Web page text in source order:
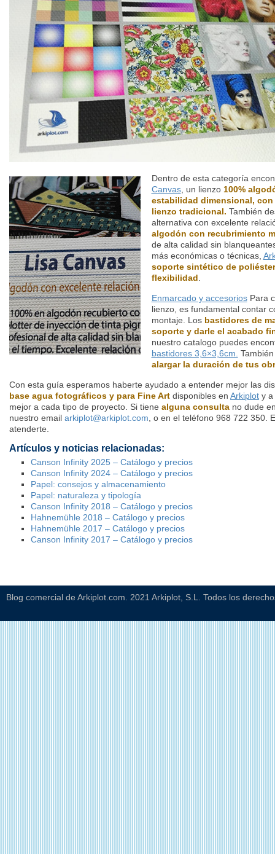
Dentro de esta categoría
Canvas, un lienzo 100%
estabilidad dimensional,
lienzo tradicional. También
alternativa con excelente
algodón con recubrimiento
de alta calidad sin
más económicas o técnicas,
soporte sintético de poliéster
flexibilidad
Enmarcado y accesoriosPara
lienzo, es fundamental contar
montaje. Los bastidores de
soporte y darle el acabado
nuestro catalogo puedes
bastidores 3,6×3,6cm.
alargar la duración de tus
Con esta guía esperamos haberte ayudado a entender mejor las
base agua fotográficos y para Fine Art disponibles en Arkiplot y a
mejor a cada tipo de proyecto. Si tiene alguna consulta no dude
nuestro email arkiplot@arkiplot.com , o en el teléfono 968 722 350.
atenderte.
Artículos y noticias relacionadas:
Canson Infinity 2025 – Catálogo y precios
Canson Infinity 2024 – Catálogo y precios
Papel: consejos y almacenamiento
Papel: naturaleza y tipología
Canson Infinity 2018 – Catálogo y precios
Hahnemühle 2018 – Catálogo y precios
Hahnemühle 2017 – Catálogo y precios
Canson Infinity 2017 – Catálogo y precios
Blog comercial de Arkiplot.com. 2021 Arkiplot, S.L. Todos los